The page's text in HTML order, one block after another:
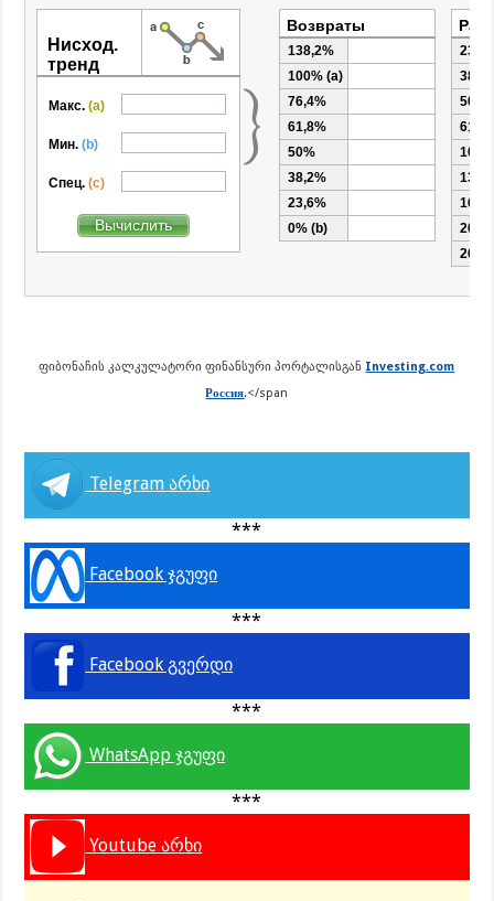
ფიბონაჩის კალკულატორი ფინანსური პორტალისგან Investing.com
Россия.</span
Telegram არხი
***
Facebook ჯგუფი
***
Facebook გვერდი
***
WhatsApp ჯგუფი
***
Youtube არხი